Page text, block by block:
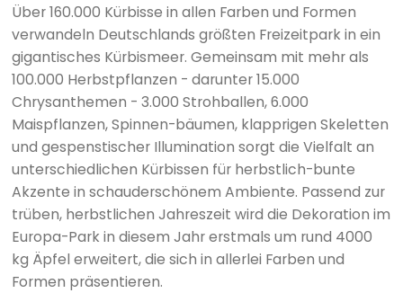
Über 160.000 Kürbisse in allen Farben und Formen
verwandeln Deutschlands größten Freizeitpark in ein
gigantisches Kürbismeer. Gemeinsam mit mehr als
100.000 Herbstpflanzen - darunter 15.000
Chrysanthemen - 3.000 Strohballen, 6.000
Maispflanzen, Spinnen-bäumen, klapprigen Skeletten
und gespenstischer Illumination sorgt die Vielfalt an
unterschiedlichen Kürbissen für herbstlich-bunte
Akzente in schauderschönem Ambiente. Passend zur
trüben, herbstlichen Jahreszeit wird die Dekoration im
Europa-Park in diesem Jahr erstmals um rund 4000
kg Äpfel erweitert, die sich in allerlei Farben und
Formen präsentieren.